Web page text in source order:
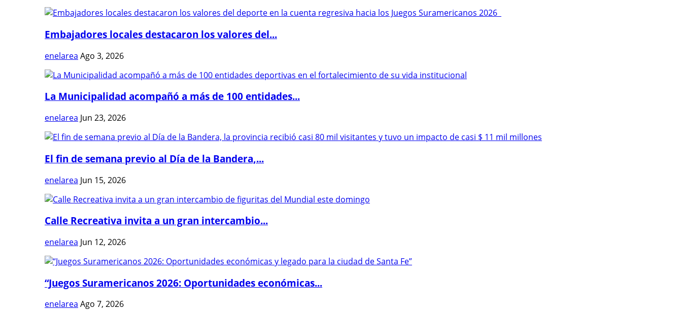
Embajadores locales destacaron los valores del...
enelarea Ago 3, 2026
La Municipalidad acompañó a más de 100 entidades...
enelarea Jun 23, 2026
El fin de semana previo al Día de la Bandera,...
enelarea Jun 15, 2026
Calle Recreativa invita a un gran intercambio...
enelarea Jun 12, 2026
“Juegos Suramericanos 2026: Oportunidades económicas...
enelarea Ago 7, 2026